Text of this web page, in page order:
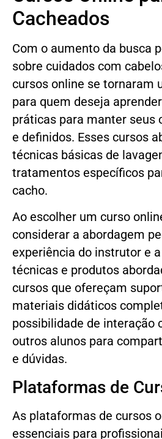
Cacheados
Com o aumento da busca
sobre cuidados com
cursos online se tornaram
para quem deseja
práticas para manter seus
e definidos. Esses cursos
técnicas básicas de
tratamentos específicos
cacho.
Ao escolher um curso
considerar a abordagem
experiência do instrutor e
técnicas e produtos
cursos que ofereçam
materiais didáticos
possibilidade de interação
outros alunos para
e dúvidas.
Plataformas de
As plataformas de cursos
essenciais para